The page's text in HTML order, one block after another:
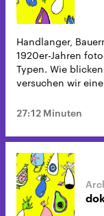
Handlanger,
1920er-Jahren
Typen. Wie
versuchen wir
27:12 Minuten